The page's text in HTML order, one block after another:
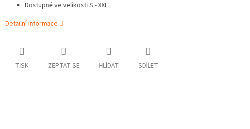
Dostupné ve velikosti S - XXL
Detailní informace
TISK ZEPTAT SE HLÍDAT SDÍLET